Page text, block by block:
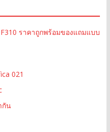
ราคาถูกพร้อมของแถมแบบ
021
กัน